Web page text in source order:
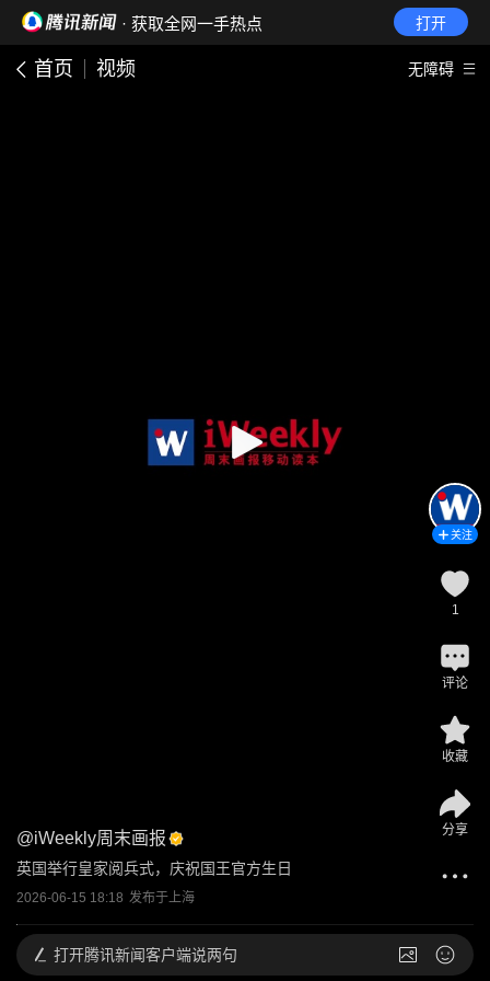
· 获取全网一手热点 打开
首页 视频 无障碍
@iWeekly周末画报
英国举行皇家阅兵式，庆祝国王官方生日
2026-06-15 18:18 发布于上海
关注
1
评论
收藏
分享
打开腾讯新闻客户端说两句